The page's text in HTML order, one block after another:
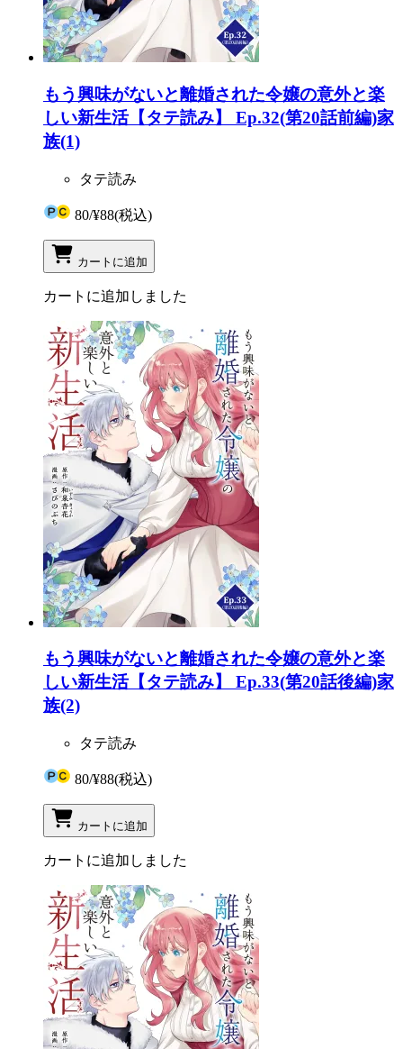
もう興味がないと離婚された令嬢の意外と楽
しい新生活【タテ読み】 Ep.32(第20話前編)家
族(1)
タテ読み
80/¥88(税込)
カートに追加
カートに追加しました
もう興味がないと離婚された令嬢の意外と楽
しい新生活【タテ読み】 Ep.33(第20話後編)家
族(2)
タテ読み
80/¥88(税込)
カートに追加
カートに追加しました